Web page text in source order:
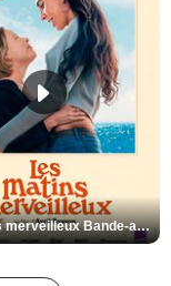
Les Matins merveilleux Bande-annonce VF